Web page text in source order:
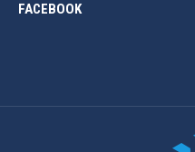
FACEBOOK